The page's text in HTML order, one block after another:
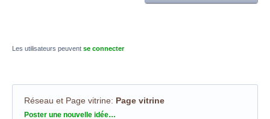
Les utilisateurs peuvent se connecter
Réseau et Page vitrine: Page vitrine
Catégories
Poster une nouvelle idée…